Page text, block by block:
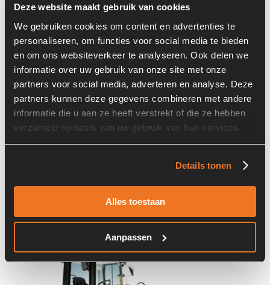
Deze website maakt gebruik van cookies
We gebruiken cookies om content en advertenties te
personaliseren, om functies voor social media te bieden
en om ons websiteverkeer te analyseren. Ook delen we
informatie over uw gebruik van onze site met onze
partners voor social media, adverteren en analyse. Deze
partners kunnen deze gegevens combineren met andere
informatie die u aan ze heeft verstrekt of die ze hebben
verzameld op basis van uw gebruik van hun services.
Details tonen
Alles toestaan
Aanpassen
Prijs op aanvraag
Voorraad nummer:
3179-031